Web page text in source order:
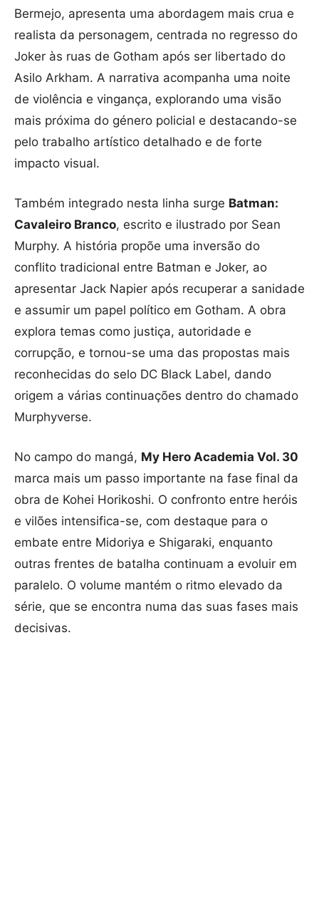
Bermejo, apresenta uma abordagem mais crua e
realista da personagem, centrada no regresso do
Joker às ruas de Gotham após ser libertado do
Asilo Arkham. A narrativa acompanha uma noite
de violência e vingança, explorando uma visão
mais próxima do género policial e destacando-se
pelo trabalho artístico detalhado e de forte
impacto visual.
Também integrado nesta linha surge Batman:
Cavaleiro Branco, escrito e ilustrado por Sean
Murphy. A história propõe uma inversão do
conflito tradicional entre Batman e Joker, ao
apresentar Jack Napier após recuperar a sanidade
e assumir um papel político em Gotham. A obra
explora temas como justiça, autoridade e
corrupção, e tornou-se uma das propostas mais
reconhecidas do selo DC Black Label, dando
origem a várias continuações dentro do chamado
Murphyverse.
No campo do mangá, My Hero Academia Vol. 30
marca mais um passo importante na fase final da
obra de Kohei Horikoshi. O confronto entre heróis
e vilões intensifica-se, com destaque para o
embate entre Midoriya e Shigaraki, enquanto
outras frentes de batalha continuam a evoluir em
paralelo. O volume mantém o ritmo elevado da
série, que se encontra numa das suas fases mais
decisivas.